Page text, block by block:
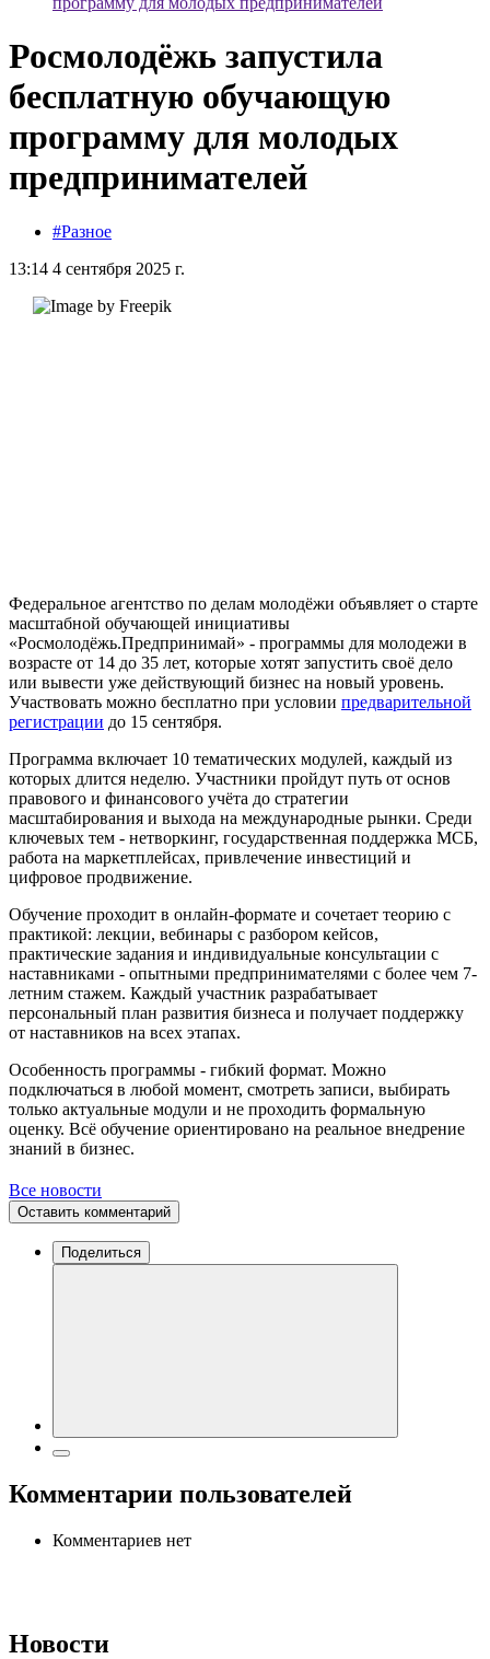
Росмолодёжь запустила
бесплатную обучающую
программу для молодых
предпринимателей
#Разное
13:14 4 сентября 2025 г.
Федеральное агентство по делам молодёжи объявляет о старте
масштабной обучающей инициативы
«Росмолодёжь.Предпринимай» - программы для молодежи в
возрасте от 14 до 35 лет, которые хотят запустить своё дело
или вывести уже действующий бизнес на новый уровень.
Участвовать можно бесплатно при условии предварительной
регистрации до 15 сентября.
Программа включает 10 тематических модулей, каждый из
которых длится неделю. Участники пройдут путь от основ
правового и финансового учёта до стратегии
масштабирования и выхода на международные рынки. Среди
ключевых тем - нетворкинг, государственная поддержка МСБ,
работа на маркетплейсах, привлечение инвестиций и
цифровое продвижение.
Обучение проходит в онлайн-формате и сочетает теорию с
практикой: лекции, вебинары с разбором кейсов,
практические задания и индивидуальные консультации с
наставниками - опытными предпринимателями с более чем 7-
летним стажем. Каждый участник разрабатывает
персональный план развития бизнеса и получает поддержку
от наставников на всех этапах.
Особенность программы - гибкий формат. Можно
подключаться в любой момент, смотреть записи, выбирать
только актуальные модули и не проходить формальную
оценку. Всё обучение ориентировано на реальное внедрение
знаний в бизнес.
Все новости
Оставить комментарий
Поделиться
Комментарии пользователей
Комментариев нет
Новости